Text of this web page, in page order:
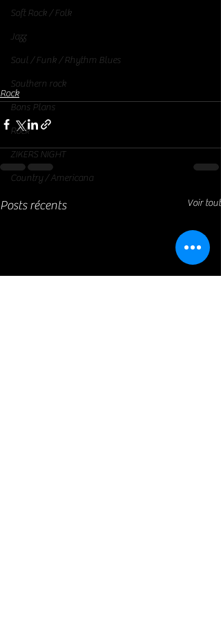
Soft Rock / Folk
Jazz
Soul / Funk / Rhythm Blues
Southern rock
Bons Plans
Rock
ZIKERS NIGHT
Country / Americana
Rock
Posts récents Voir tout